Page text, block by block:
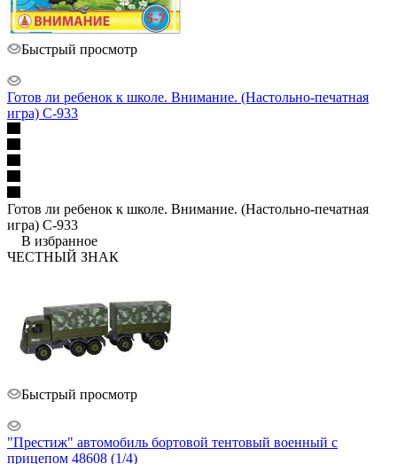
Быстрый просмотр
Готов ли ребенок к школе. Внимание. (Настольно-печатная
игра) С-933
Готов ли ребенок к школе. Внимание. (Настольно-печатная
игра) С-933
В избранное
ЧЕСТНЫЙ ЗНАК
Быстрый просмотр
"Престиж" автомобиль бортовой тентовый военный с
прицепом 48608 (1/4)